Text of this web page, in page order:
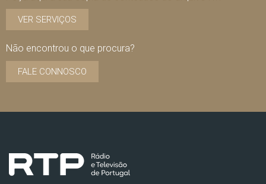
VER SERVIÇOS
Não encontrou o que procura?
FALE CONNOSCO